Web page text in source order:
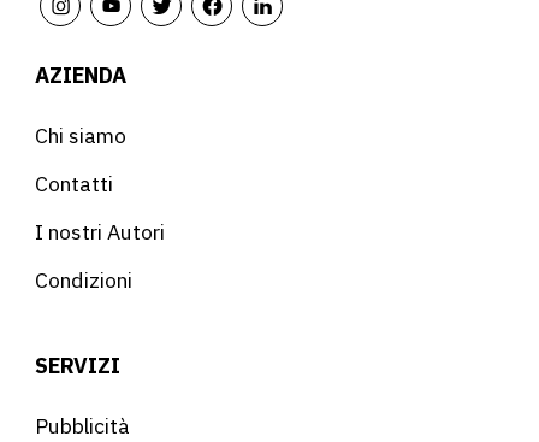
AZIENDA
Chi siamo
Contatti
I nostri Autori
Condizioni
SERVIZI
Pubblicità